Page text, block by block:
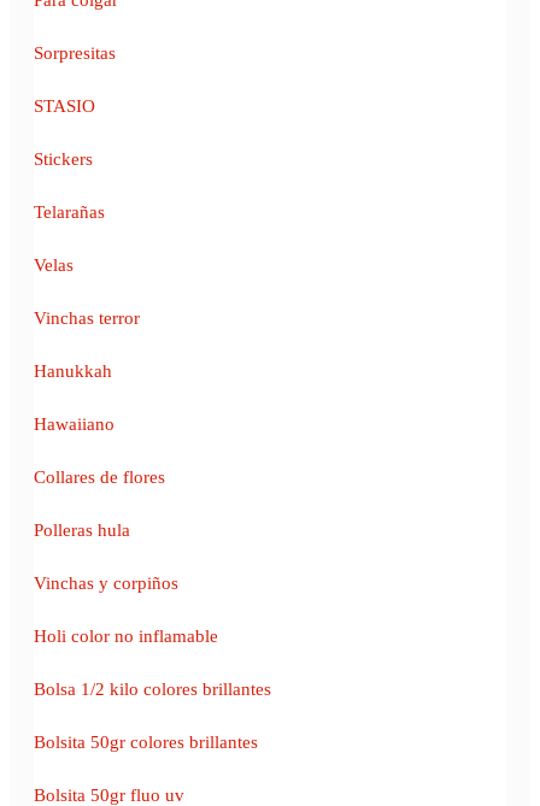
Sorpresitas
STASIO
Stickers
Telarañas
Velas
Vinchas terror
Hanukkah
Hawaiiano
Collares de flores
Polleras hula
Vinchas y corpiños
Holi color no inflamable
Bolsa 1/2 kilo colores brillantes
Bolsita 50gr colores brillantes
Bolsita 50gr fluo uv